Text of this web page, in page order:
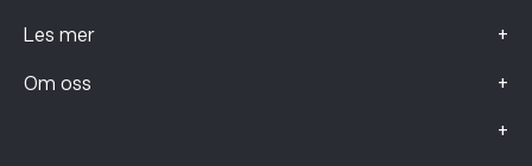
Les mer +
Om oss +
+